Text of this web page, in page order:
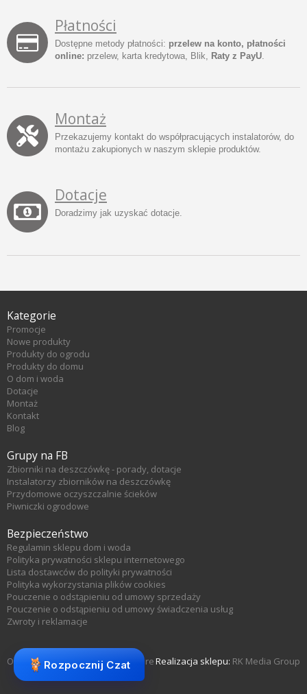
Płatności
Dostępne metody płatności: przelew na konto, płatności
online: przelew, karta kredytowa, Blik, Raty z PayU
Montaż
Przekazujemy kontakt do współpracujących instalatorów, do
montażu zakupionych w naszym sklepie produktów.
Dotacje
Doradzimy jak uzyskać dotacje.
Kategorie
Promocje
Nowe produkty
Produkty do ogrodu
Produkty do domu
O dom i woda
Dotacje
Montaż
Kontakt
Blog
Grupy na FB
Zbiorniki na deszczówkę - porady, dotacje
Instalatorzy zbiorników na deszczówkę
Przydomowe oczyszczalnie ścieków
Piwniczki ogrodowe
Bezpieczeństwo
Regulamin sklepu dom i woda
Polityka prywatności sklepu internetowego
Lista dostawców do polityki prywatności
Polityka wykorzystania plików cookies
Pouczenie o odstąpieniu od umowy sprzedaży
Pouczenie o odstąpieniu od umowy świadczenia usług
Zwroty i reklamacje
Realizacja sklepu: RK Media Group
Oprogramowanie sklepu KQS.store
Rozpocznij Czat